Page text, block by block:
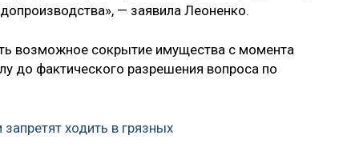
— заявила Леоненко.
возможное сокрытие имущества с момента
до фактического разрешения вопроса по
ходить в грязных